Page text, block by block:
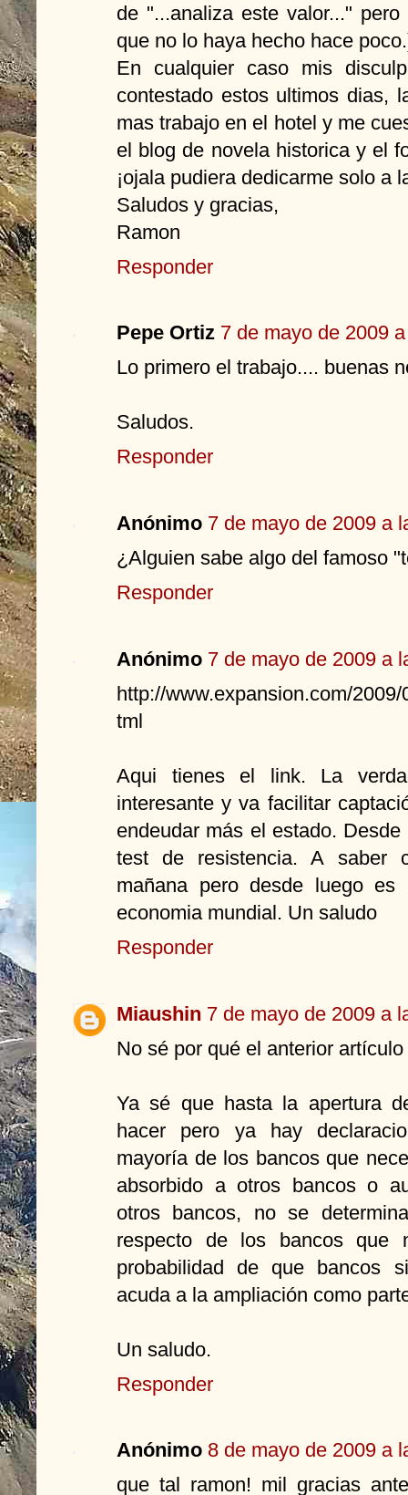
de "...analiza este valor..."
que no lo haya hecho hace
En cualquier caso mis
contestado estos ultimos dias,
mas trabajo en el hotel y me
el blog de novela historica y el
¡ojala pudiera dedicarme solo a
Saludos y gracias,
Ramon
Responder
Pepe Ortiz 7 de mayo de 2009
Lo primero el trabajo.... buenas
Saludos.
Responder
Anónimo 7 de mayo de 2009 a
¿Alguien sabe algo del famoso
Responder
Anónimo 7 de mayo de 2009 a
http://www.expansion.com/
tml
Aqui tienes el link. La
interesante y va facilitar
endeudar más el estado.
test de resistencia. A saber
mañana pero desde luego
economia mundial. Un saludo
Responder
Miaushin 7 de mayo de 2009 a
No sé por qué el anterior
Ya sé que hasta la apertura
hacer pero ya hay
mayoría de los bancos que
absorbido a otros bancos o
otros bancos, no se
respecto de los bancos que
probabilidad de que bancos
acuda a la ampliación como
Un saludo.
Responder
Anónimo 8 de mayo de 2009 a
que tal ramon! mil gracias